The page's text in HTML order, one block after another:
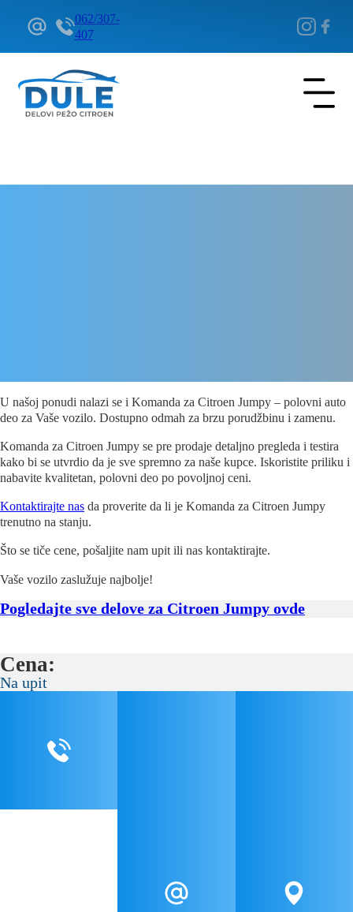
062/307-
407
U našoj ponudi nalazi se i Komanda za Citroen Jumpy – polovni auto
deo za Vaše vozilo. Dostupno odmah za brzu porudžbinu i zamenu.
Komanda za Citroen Jumpy se pre prodaje detaljno pregleda i testira
kako bi se utvrdio da je sve spremno za naše kupce. Iskoristite priliku i
nabavite kvalitetan, polovni deo po povoljnoj ceni.
Kontaktirajte nas da proverite da li je Komanda za Citroen Jumpy
trenutno na stanju.
Što se tiče cene, pošaljite nam upit ili nas kontaktirajte.
Vaše vozilo zaslužuje najbolje!
Pogledajte sve delove za Citroen Jumpy ovde
Cena:
Na upit